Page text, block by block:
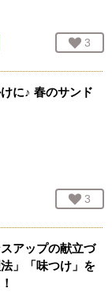
お気
3
に♪ 春のサンド
お気
3
アップの献立づ
」「味つけ」を